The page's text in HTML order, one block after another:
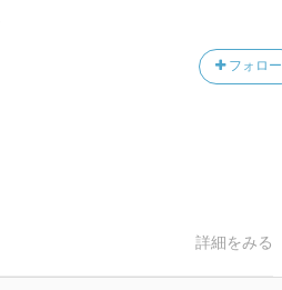
フォロー
詳細をみる